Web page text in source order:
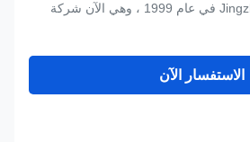
JingzhongJing (JZJ) Group في عام 1999 ، وهي الآن شركة
الآن